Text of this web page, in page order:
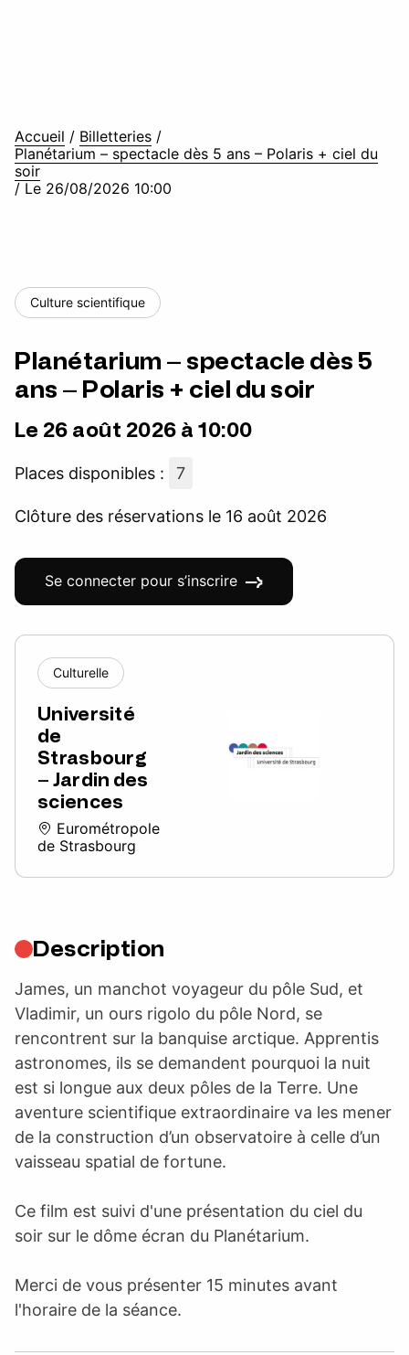
Accueil / Billetteries /
Planétarium – spectacle dès 5 ans – Polaris + ciel du
soir
/ Le 26/08/2026 10:00
Culture scientifique
Planétarium – spectacle dès 5
ans – Polaris + ciel du soir
Le 26 août 2026 à 10:00
Places disponibles : 7
Clôture des réservations le 16 août 2026
Se connecter pour s’inscrire
Culturelle
Université
de
Strasbourg
– Jardin des
sciences
Eurométropole
de Strasbourg
Description
James, un manchot voyageur du pôle Sud, et
Vladimir, un ours rigolo du pôle Nord, se
rencontrent sur la banquise arctique. Apprentis
astronomes, ils se demandent pourquoi la nuit
est si longue aux deux pôles de la Terre. Une
aventure scientifique extraordinaire va les mener
de la construction d’un observatoire à celle d’un
vaisseau spatial de fortune.
Ce film est suivi d'une présentation du ciel du
soir sur le dôme écran du Planétarium.
Merci de vous présenter 15 minutes avant
l'horaire de la séance.